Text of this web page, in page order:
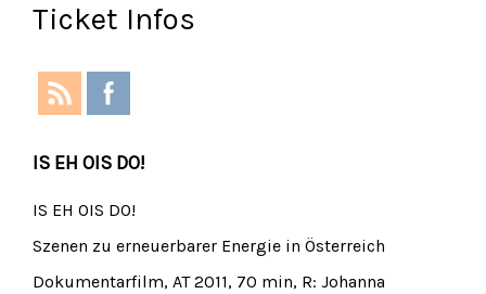
Ticket Infos
IS EH OIS DO!
IS EH OIS DO!
Szenen zu erneuerbarer Energie in Österreich
Dokumentarfilm, AT 2011, 70 min, R: Johanna